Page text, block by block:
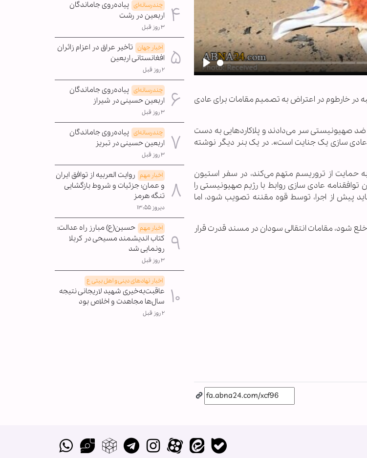
Play
در خارطوم در اعتراض به تصمیم مقامات برای عادی
ضد صهیونیستی سر می‌دادند و پلاکارد‌هایی به دست
سازی یک جنایت است». در یک بنر دیگر نوشته
حمایت از تروریسم متهم می‌کند‏، در سفر استیون
توافقنامه عادی سازی روابط با رژیم صهیونیستی را
پیش از اجرا، توسط قوه مقننه تصویب شود، اما
عمر البشیر از قدرت خلع شود، مقامات انتقالی سودان در مسند قدرت قرار
چندرسانه‌ای پیاده‌روی جاماندگان
اربعین در رشت
۳ روز قبل
اخبار جهان تأخیر عراق در اعزام زائران
افغانستانی اربعین
۲ روز قبل
چندرسانه‌ای پیاده‌روی جاماندگان
اربعین حسینی در شیراز
۳ روز قبل
چندرسانه‌ای پیاده‌روی جاماندگان
اربعین حسینی در تبریز
۳ روز قبل
اخبار مهم روایت العربیه از توافق ایران
و عمان؛ جزئیات و شروط بازگشایی
تنگه هرمز
دیروز ۱۳:۵۵
اخبار مهم حسین(ع) مبارز راه عدالت؛
کتاب اندیشمند مسیحی در کربلا
رونمایی شد
۳ روز قبل
اخبار نهادهای دینی و اهل بیتی ع
عاقبت‌به‌خیری شهید لاریجانی نتیجه
سال‌ها مجاهدت و اخلاص بود
۲ روز قبل